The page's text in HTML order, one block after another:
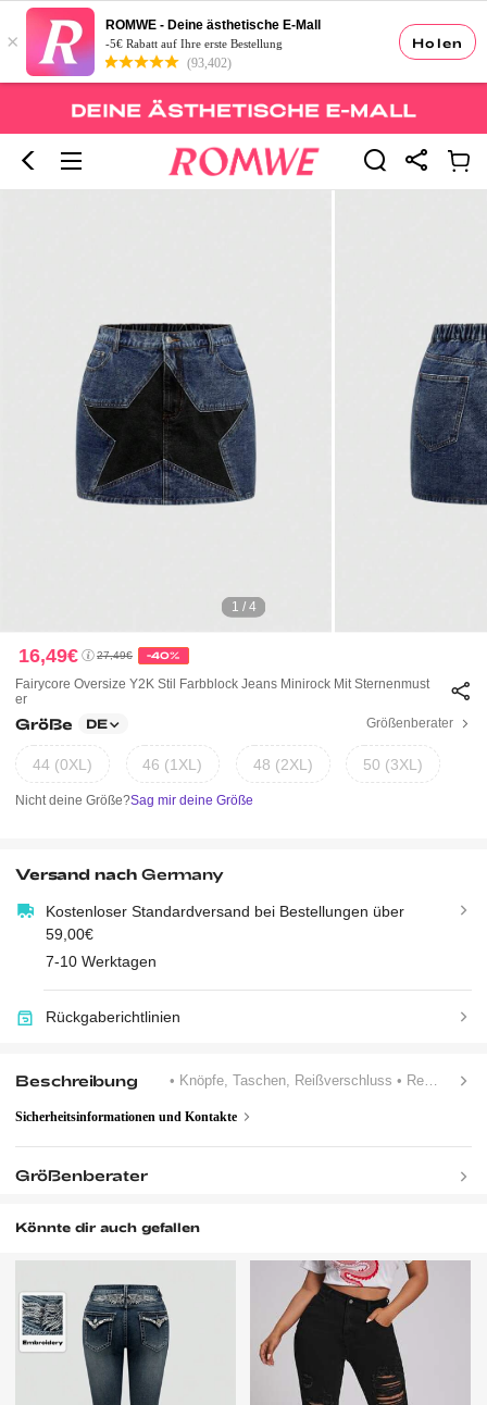
Holen
×
ROMWE - Deine ästhetische E-Mall
-5€ Rabatt auf Ihre erste Bestellung
(93,402)
1 / 4
16,49€ 27,49€ -40%
Fairycore Oversize Y2K Stil Farbblock Jeans Minirock Mit Sternenmust
Er
Größe DE Größenberater
44 (0XL) 46 (1XL) 48 (2XL) 50 (3XL)
Nicht deine Größe?Sag mir deine Größe
Versand nachGermany
Kostenloser Standardversand bei Bestellungen über
59,00€
7-10 Werktagen
Rückgaberichtlinien
Beschreibung • Knöpfe, Taschen, Reißverschluss • Reguläre Passform
Sicherheitsinformationen und Kontakte
Größenberater
Könnte dir auch gefallen